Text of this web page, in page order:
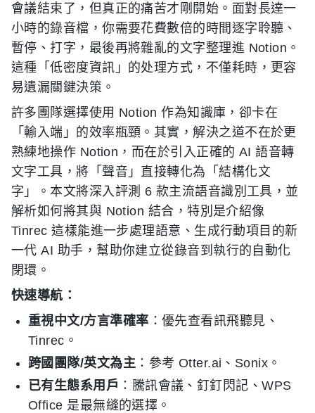
會議結束了，但真正的痛苦才剛開始。面對長達一
小時的錄音檔，你需要花費數倍的時間逐字聆聽、
暫停、打字，最後再將雜亂的文字整理進 Notion。
這種「低密度資訊」的处理方式，不僅耗時，更容
易遺漏關鍵決策。
許多團隊選擇使用 Notion 作為知識庫，卻卡在
「輸入端」的效率瓶頸。其實，解決之道不在於更
熟練地操作 Notion，而在於引入正確的 AI 語音轉
文字工具，將「聲音」直接轉化為「結構化文
字」。本文將深入評測 6 款主流語音識別工具，並
解析如何將其與 Notion 結合，特別是介紹像
Tinrec 這樣能進一步處理語意、生成行動項目的新
一代 AI 助手，幫助你建立從錄音到執行的自動化
閉環。
快速導航：
重視中文/方言準確率 ：優先查看訊飛聽見、
Tinrec。
跨國團隊/英文為主 ：參考 Otter.ai、Sonix。
已有生態系用戶 ：騰訊會議、釘釘閃記、WPS
Office 是最無縫的選擇。